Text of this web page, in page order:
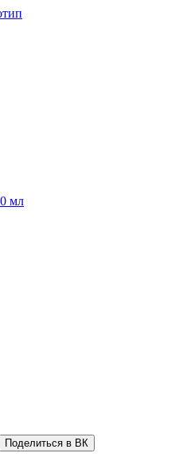
мл
Поделиться в ВК